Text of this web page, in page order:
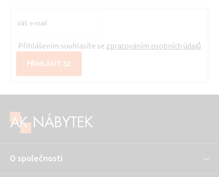
Přihlášením souhlasíte se zpracováním osobních údajů
PŘIHLÁSIT SE
O společnosti